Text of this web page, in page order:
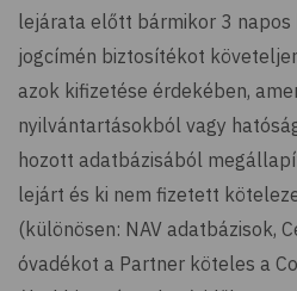
lejárata előtt bármikor 3 napos
jogcímén biztosítékot
azok kifizetése érdekében,
nyilvántartásokból vagy
hozott adatbázisából
lejárt és ki nem fizetett
(különösen: NAV adatbázisok,
óvadékot a Partner köteles a